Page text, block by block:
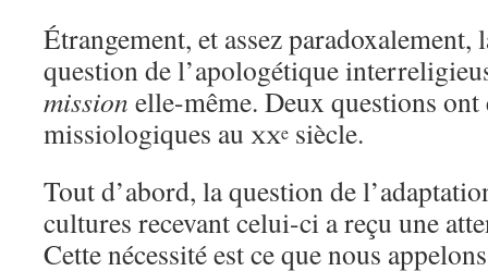
Étrangement, et assez paradoxalement,
question de l’apologétique
mission elle-même. Deux questions ont
missiologiques au xxe siècle.
Tout d’abord, la question de
cultures recevant celui-ci a reçu une
Cette nécessité est ce que nous